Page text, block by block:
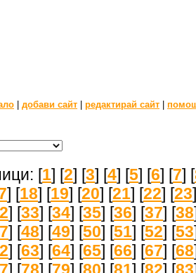
добави сайт редактирай сайт
[1] [2] [3] [4] [5] [6] [7] [
] [18] [19] [20] [21] [22] [23
] [33] [34] [35] [36] [37] [38
] [48] [49] [50] [51] [52] [53
] [63] [64] [65] [66] [67] [68